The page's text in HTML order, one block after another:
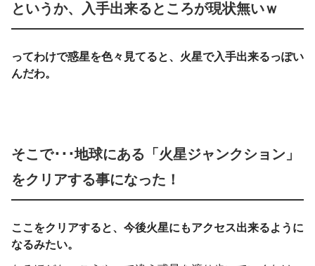
というか、入手出来るところが現状無いｗ
ってわけで惑星を色々見てると、火星で入手出来るっぽい
んだわ。
そこで･･･地球にある「火星ジャンクション」
をクリアする事になった！
ここをクリアすると、今後火星にもアクセス出来るように
なるみたい。